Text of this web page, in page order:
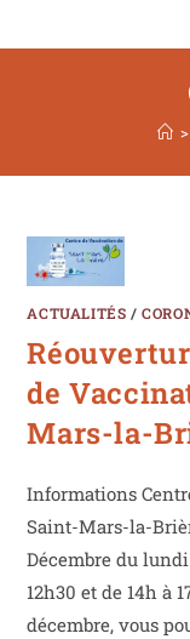
>
ACTUALITÉS /
de
Mars-la-
Informations
Saint-Mars-la-
Décembre du
12h30 et de 14h à
décembre, vous